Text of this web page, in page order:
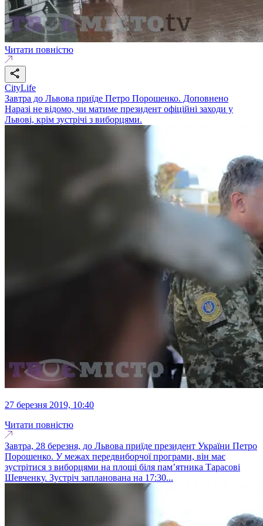
Читати повністю
CityLife
Завтра до Львова приїде Петро Порошенко. Доповнено
Наразі не відомо, чи матиме президент офіційні заходи у
Львові, крім зустрічі з виборцями.
27 березня 2019, 10:40
Читати повністю
Завтра, 28 березня, до Львова приїде президент України Петро
Порошенко. У межах передвиборчої програми, він має
зустрітися з виборцями на площі біля пам’ятника Тарасові
Шевченку. Зустріч запланована на 17:30...